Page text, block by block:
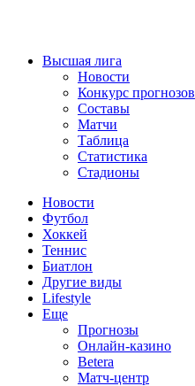
Высшая лига
Новости
Конкурс прогнозов
Составы
Матчи
Таблица
Статистика
Стадионы
Новости
Футбол
Хоккей
Теннис
Биатлон
Другие виды
Lifestyle
Еще
Прогнозы
Онлайн-казино
Betera
Матч-центр